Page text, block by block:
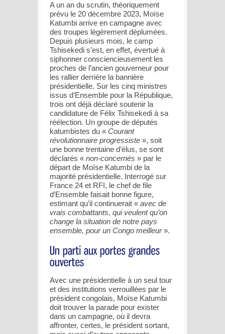
A un an du scrutin, théoriquement
prévu le 20 décembre 2023, Moïse
Katumbi arrive en campagne avec
des troupes légèrement déplumées.
Depuis plusieurs mois, le camp
Tshisekedi s’est, en effet, évertué à
siphonner consciencieusement les
proches de l’ancien gouverneur pour
les rallier derrière la bannière
présidentielle. Sur les cinq ministres
issus d’Ensemble pour la République,
trois ont déjà déclaré soutenir la
candidature de Félix Tshisekedi à sa
réélection. Un groupe de députés
katumbistes du « Courant
révolutionnaire progressiste », soit
une bonne trentaine d’élus, se sont
déclarés « non-concernés » par le
départ de Moïse Katumbi de la
majorité présidentielle. Interrogé sur
France 24 et RFI, le chef de file
d’Ensemble faisait bonne figure,
estimant qu’il continuerait « avec de
vrais combattants, qui veulent qu’on
change la situation de notre pays
ensemble, pour un Congo meilleur».
Avec une présidentielle à un seul tour
et des institutions verrouillées par le
président congolais, Moïse Katumbi
doit trouver la parade pour exister
dans un campagne, où il devra
affronter, certes, le président sortant,